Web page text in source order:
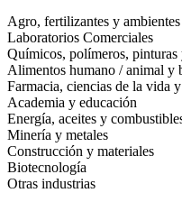
Agro, fertilizantes y ambientes
Laboratorios Comerciales
Químicos, polímeros, pinturas
Alimentos humano / animal y
Farmacia, ciencias de la vida
Academia y educación
Energía, aceites y
Minería y metales
Construcción y materiales
Biotecnología
Otras industrias